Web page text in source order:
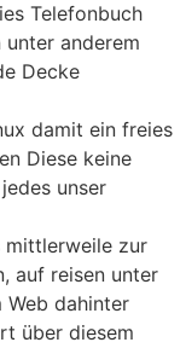
Telefonbuch
anderem
Decke
damit ein freies
Diese keine
unser
mittlerweile zur
auf reisen unter
dahinter
über diesem